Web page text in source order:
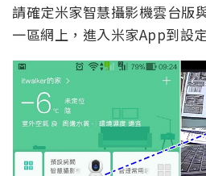
請確定米家智慧攝影機雲台版
一區網上，進入米家App到設